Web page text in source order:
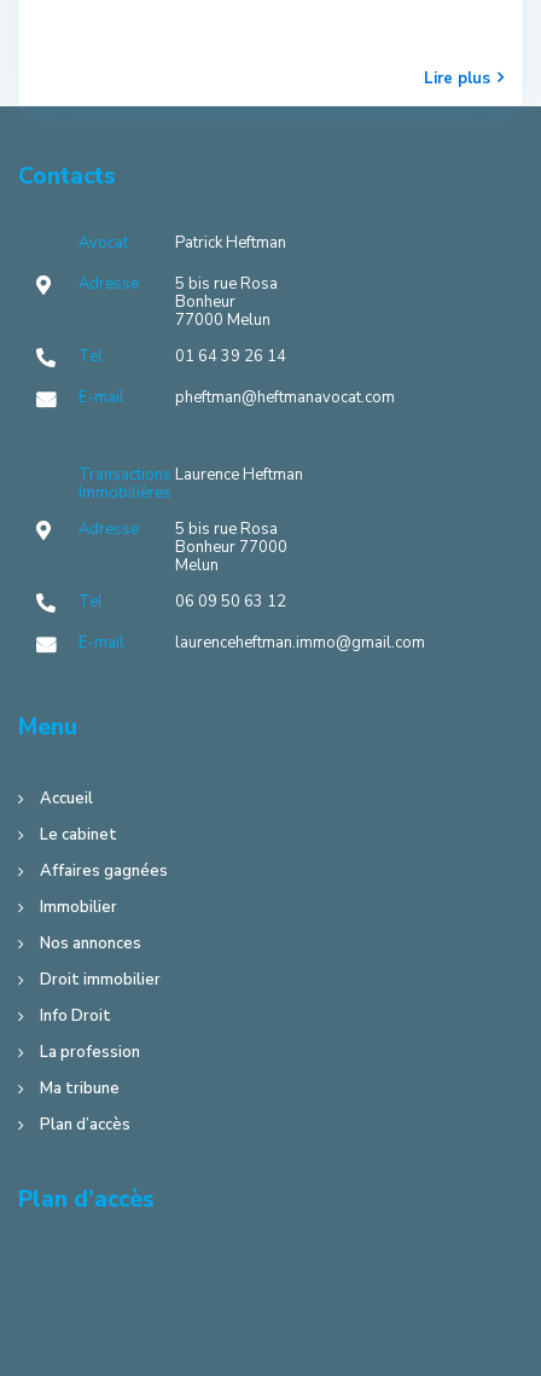
Lire plus
Contacts
Avocat
Patrick Heftman
Adresse
5 bis rue Rosa
Bonheur
77000 Melun
Tel
01 64 39 26 14
E-mail
pheftman@heftmanavocat.com
Transactions
Immobilières
Laurence Heftman
Adresse
5 bis rue Rosa
Bonheur 77000
Melun
Tel
06 09 50 63 12
E-mail
laurenceheftman.immo@gmail.com
Menu
Accueil
Le cabinet
Affaires gagnées
Immobilier
Nos annonces
Droit immobilier
Info Droit
La profession
Ma tribune
Plan d’accès
Plan d’accès